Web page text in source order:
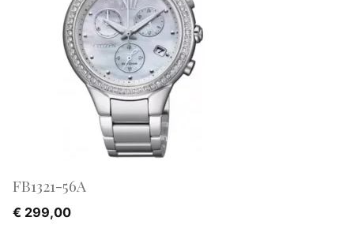
FB1321-56A
€ 299,00